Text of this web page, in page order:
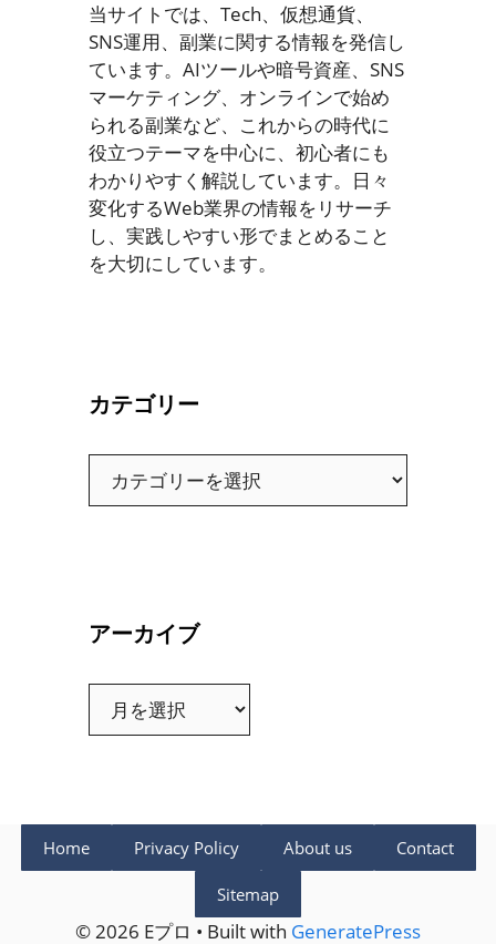
当サイトでは、Tech、仮想通貨、
SNS運用、副業に関する情報を発信し
ています。AIツールや暗号資産、SNS
マーケティング、オンラインで始め
られる副業など、これからの時代に
役立つテーマを中心に、初心者にも
わかりやすく解説しています。日々
変化するWeb業界の情報をリサーチ
し、実践しやすい形でまとめること
を大切にしています。
カテゴリー
アーカイブ
Home Privacy Policy About us Contact
Sitemap
© 2026 Eプロ • Built with GeneratePress